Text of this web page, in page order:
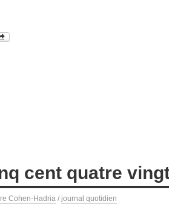
cent quatre
Cohen-Hadria / journal quotidien